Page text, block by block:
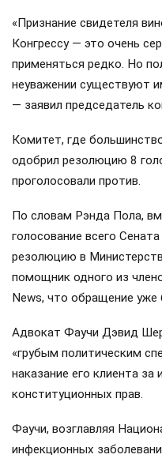
«Признание свидетеля
Конгрессу — это очень
применяться редко. Но
неуважении существуют
— заявил председатель
Комитет, где
одобрил резолюцию 8
проголосовали против.
По словам Рэнда Пола,
голосование всего
резолюцию в
помощник одного из
News, что обращение
Адвокат Фаучи Дэвид
«грубым политическим
наказание его клиента за
конституционных прав.
Фаучи, возглавляя
инфекционных